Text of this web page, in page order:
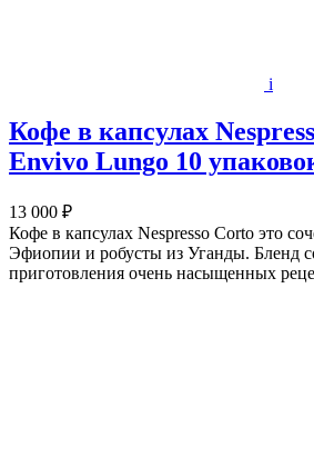
i
Кофе в капсулах
Envivo Lungo 10
13 000 ₽
Кофе в капсулах Nespresso Corto это
Эфиопии и робусты из Уганды. Бленд
приготовления очень насыщенных